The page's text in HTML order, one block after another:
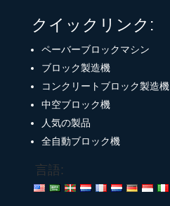
クイックリンク:
ペーバーブロックマシン
ブロック製造機
コンクリートブロック製造機
中空ブロック機
人気の製品
全自動ブロック機
言語: